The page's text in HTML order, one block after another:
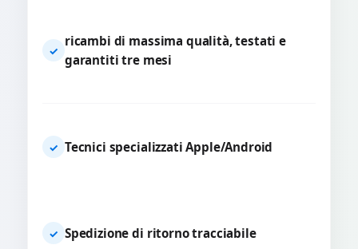
✓
ricambi di massima qualità, testati e
garantiti tre mesi
✓ Tecnici specializzati Apple/Android
✓ Spedizione di ritorno tracciabile